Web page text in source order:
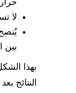
لا
بين
بهذا
النتائج